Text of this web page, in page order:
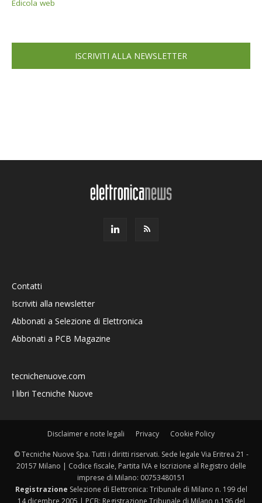
Edicola web
ISCRIVITI ALLA NEWSLETTER
Contatti
Iscriviti alla newsletter
Abbonati a Selezione di Elettronica
Abbonati a PCB Magazine
tecnichenuove.com
I libri Tecniche Nuove
Disclaimer e note legali Privacy Cookie Policy
© Tecniche Nuove Spa. Tutti i diritti riservati. Sede legale Via Eritrea 21 -
20157 Milano | Codice fiscale, Partita IVA e Iscrizione al Registro delle
imprese di Milano: 00753480151
Registrazione Selezione di Elettronica: Tribunale di Milano n. 199 del
14 dicembre 2005 | PCB: Registrazione Tribunale di Milano n.196 del